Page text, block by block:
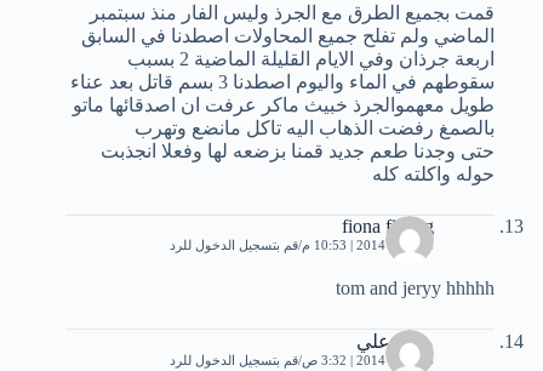
قمت بجميع الطرق مع الجرذ وليس الفار منذ سبتمبر
الماضي ولم تفلح جميع المحاولات اصطدنا في السابق
اربعة جرذان وفي الايام القليلة الماضية 2 بسبب
سقوطهم في الماء واليوم اصطدنا 3 بسم قاتل بعد عناء
طويل معهموالجرذ خبيث ماكر عرفت ان اصدقائها ماتو
بالصمغ رفضت الذهاب اليه تاكل مانضع وتهرب
حتى وجدنا طعم جديد قمنا بزضعه لها وفعلا انجذبت
حوله واكلته كله
fiona fiyang
15 يناير، 2014 | 10:53 م قم بتسجيل الدخول للرد
tom and jeryy hhhhh
محمدعلي
24 يناير، 2014 | 3:32 ص قم بتسجيل الدخول للرد